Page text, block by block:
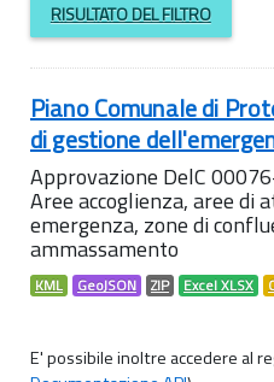
RISULTATO DEL FILTRO
Piano Comunale di
di gestione
Approvazione DelC
Aree accoglienza, aree di
emergenza, zone di
ammassamento
KML GeoJSON ZIP Excel XLSX
E' possibile inoltre accedere al